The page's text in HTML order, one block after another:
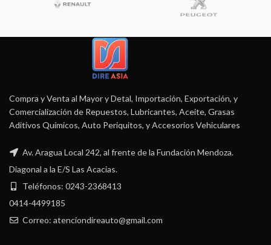
Compra y Venta al Mayor y Detal, Importación, Exportación, y
Comercialización de Repuestos, Lubricantes, Aceite, Grasas
Aditivos Químicos, Auto Periquitos, y Accesorios Vehiculares
Av. Aragua Local 242, al frente de la Fundación Mendoza.
Diagonal a la E/S Las Acacias.
Teléfonos: 0243-2368413
0414-4499185
Correo: atenciondireauto@gmail.com